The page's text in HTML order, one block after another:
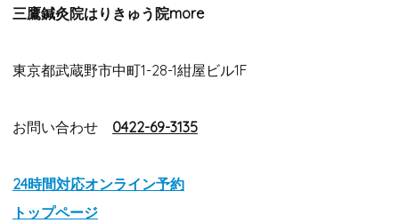
三鷹鍼灸院はりきゅう院more
東京都武蔵野市中町1-28-1紺屋ビル1F
お問い合わせ 0422-69-3135
24時間対応オンライン予約
トップページ